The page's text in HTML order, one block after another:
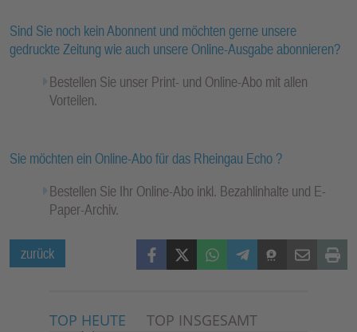
Sind Sie noch kein Abonnent und möchten gerne unsere
gedruckte Zeitung wie auch unsere Online-Ausgabe abonnieren?
Bestellen Sie unser Print- und Online-Abo mit allen
Vorteilen.
Sie möchten ein Online-Abo für das Rheingau Echo ?
Bestellen Sie Ihr Online-Abo inkl. Bezahlinhalte und E-
Paper-Archiv.
zurück FacebookX (Twitter)WhatsAppTelegramThreemaMail Print
TOP HEUTE TOP INSGESAMT